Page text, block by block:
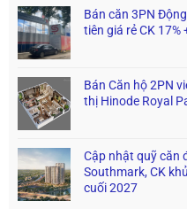
Bán căn 3PN
tiên giá rẻ CK
Bán Căn hộ 2PN
thị Hinode Royal
Cập nhật quỹ căn
Southmark, CK
cuối 2027